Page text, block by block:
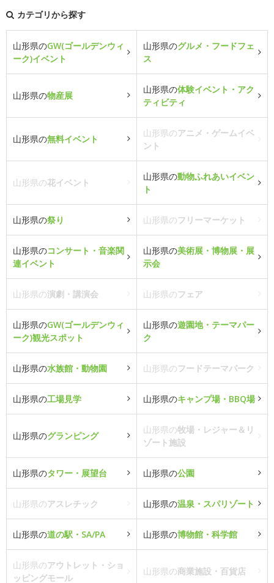
カテゴリから探す
山形県のGW(ゴールデンウィ
ーク)イベント
山形県のグルメ・フードフェ
ス
山形県の物産展
山形県の体験イベント・アク
ティビティ
山形県の無料イベント
山形県のアニメ・ゲームイベ
ント
山形県の花イベント
山形県の動物ふれあいイベン
ト
山形県の祭り 山形県のフリーマーケット
山形県のコンサート・音楽関
連イベント
山形県の美術展・博物展・展
示会
山形県の演劇・講演会 山形県のフェア
山形県のGW(ゴールデンウィ
ーク)観光スポット
山形県の遊園地・テーマパー
ク
山形県の水族館・動物園 山形県のフードテーマパーク
山形県の工場見学 山形県のキャンプ場・BBQ場
山形県のグランピング
山形県の牧場・レジャー＆リ
ゾート施設
山形県のタワー・展望台 山形県の公園
山形県のアスレチック 山形県の温泉・スパリゾート
山形県の道の駅・SA/PA 山形県の博物館・科学館
山形県のアウトレット・ショ
ッピングモール
山形県の商業施設・百貨店